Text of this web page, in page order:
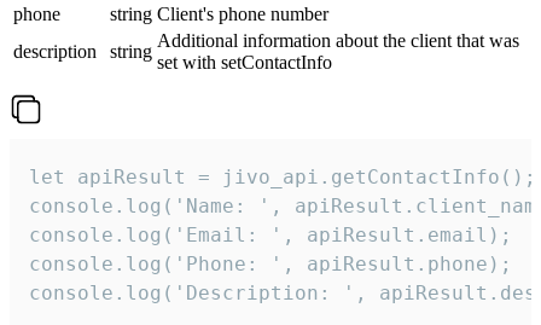
phone
string Client's phone number
description
string
Additional information about the client that was
set with setContactInfo
let apiResult = jivo_api.getContactInfo();
console.log('Name: ',
console.log('Email: ', apiResult.email);
console.log('Phone: ', apiResult.phone);
console.log('Description: ',